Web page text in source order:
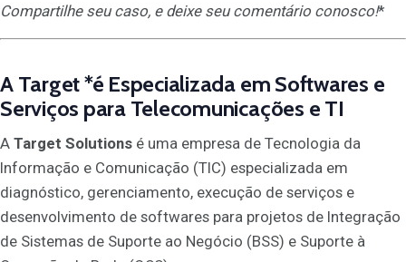
Compartilhe seu caso, e deixe seu comentário conosco!*
A Target*é Especializada em Softwares e
Serviços para Telecomunicações e TI
A Target Solutions é uma empresa de Tecnologia da
Informação e Comunicação (TIC) especializada em
diagnóstico, gerenciamento, execução de serviços e
desenvolvimento de softwares para projetos de Integração
de Sistemas de Suporte ao Negócio (BSS) e Suporte à